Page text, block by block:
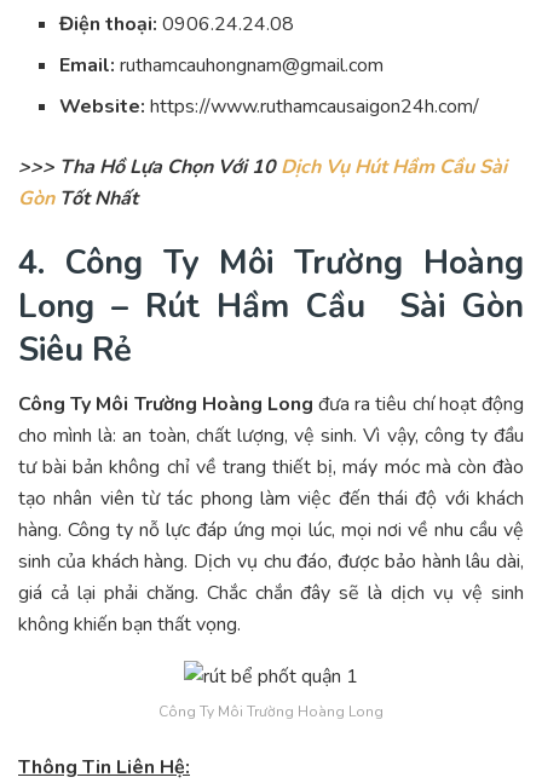
Điện thoại: 0906.24.24.08
Email: ruthamcauhongnam@gmail.com
Website: https://www.ruthamcausaigon24h.com/
>>> Tha Hồ Lựa Chọn Với 10Dịch Vụ Hút Hầm Cầu Sài
GònTốt Nhất
4. Công Ty Môi Trường Hoàng
Long – Rút Hầm Cầu Sài Gòn
Siêu Rẻ
Công Ty Môi Trường Hoàng Long đưa ra tiêu chí hoạt động
cho mình là: an toàn, chất lượng, vệ sinh. Vì vậy, công ty đầu
tư bài bản không chỉ về trang thiết bị, máy móc mà còn đào
tạo nhân viên từ tác phong làm việc đến thái độ với khách
hàng. Công ty nỗ lực đáp ứng mọi lúc, mọi nơi về nhu cầu vệ
sinh của khách hàng. Dịch vụ chu đáo, được bảo hành lâu dài,
giá cả lại phải chăng. Chắc chắn đây sẽ là dịch vụ vệ sinh
không khiến bạn thất vọng.
Công Ty Môi Trường Hoàng Long
Thông Tin Liên Hệ: